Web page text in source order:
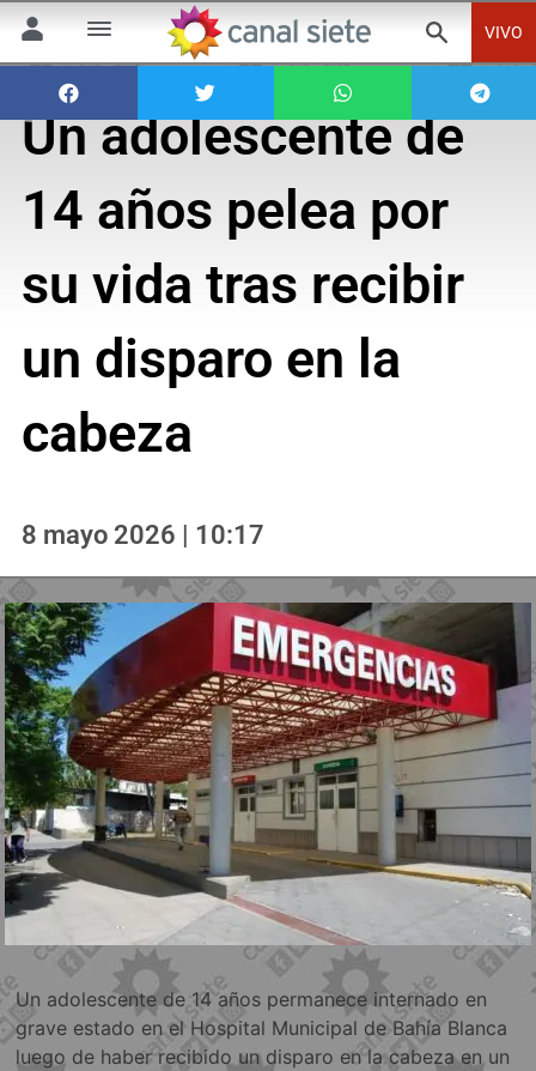
VIVO
Un adolescente de
14 años pelea por
su vida tras recibir
un disparo en la
cabeza
8 mayo 2026 | 10:17
Un adolescente de 14 años permanece internado en
grave estado en el Hospital Municipal de Bahía Blanca
luego de haber recibido un disparo en la cabeza en un